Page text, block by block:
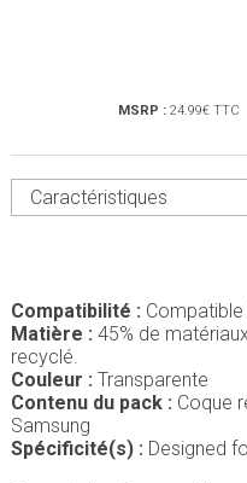
MSRP : 24.99€ TTC
Caractéristiques
Compatibilité :
Matière : 45% de
recyclé.
Couleur : Transparente
Contenu du pack : Coque
Samsung
Spécificité(s) : Designed